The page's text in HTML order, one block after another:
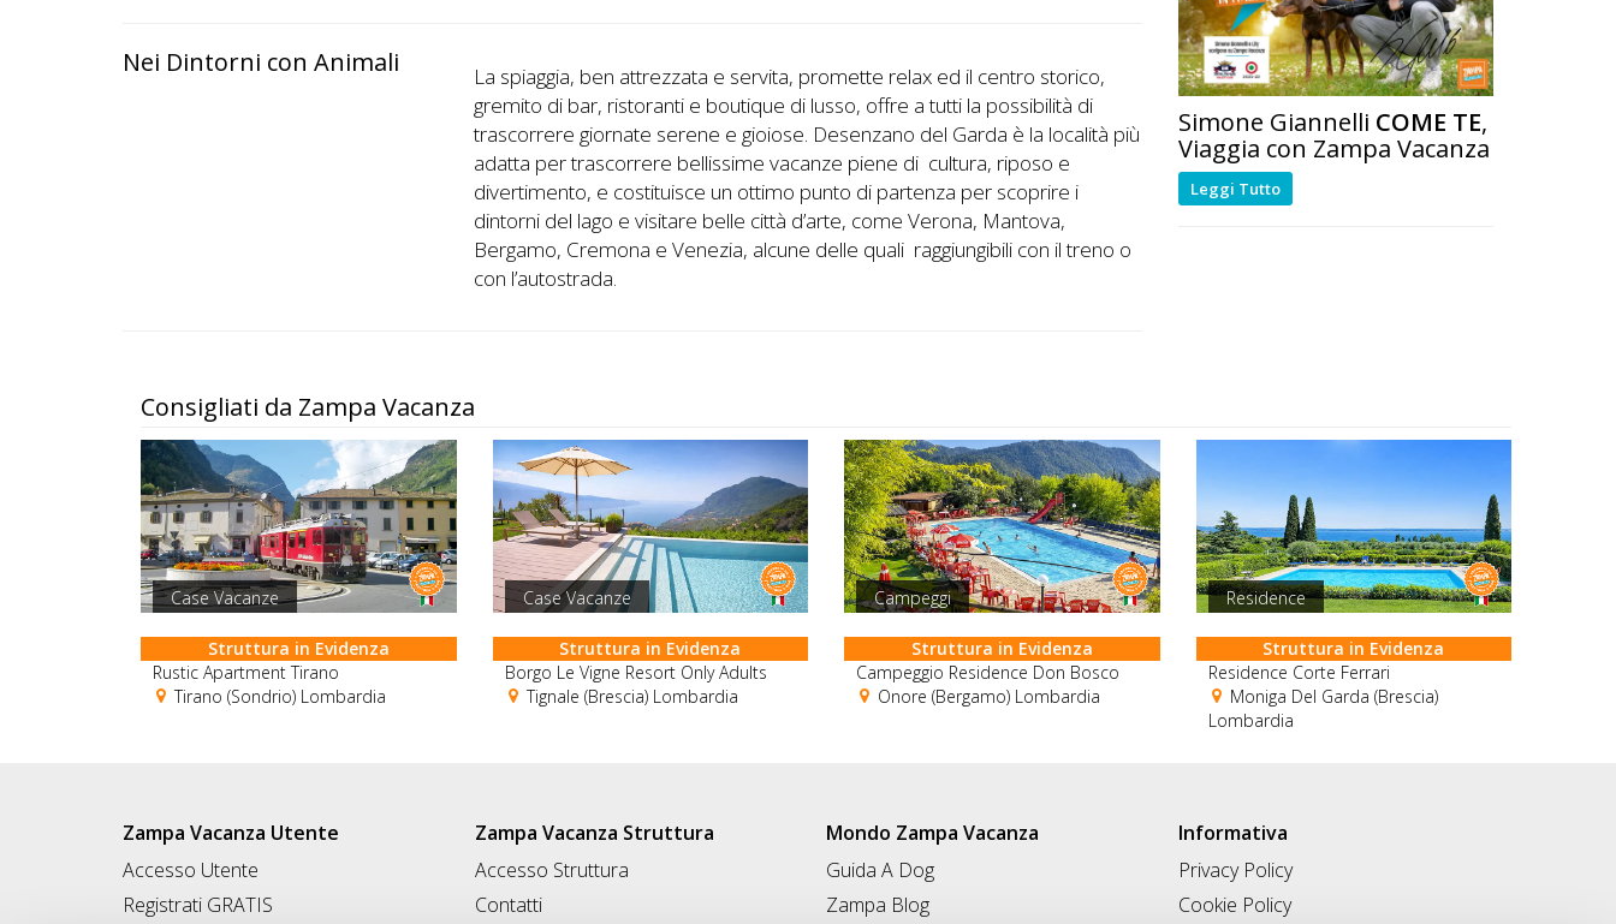
Nei Dintorni con Animali
La spiaggia, ben attrezzata e servita, promette relax ed il centro storico,
gremito di bar, ristoranti e boutique di lusso, offre a tutti la possibilità di
trascorrere giornate serene e gioiose. Desenzano del Garda è la località più
adatta per trascorrere bellissime vacanze piene di cultura, riposo e
divertimento, e costituisce un ottimo punto di partenza per scoprire i
dintorni del lago e visitare belle città d’arte, come Verona, Mantova,
Bergamo, Cremona e Venezia, alcune delle quali raggiungibili con il treno o
con l’autostrada.
Simone Giannelli COME TE,
Viaggia con Zampa Vacanza
Leggi Tutto
Consigliati da Zampa Vacanza
Case Vacanze
Struttura in Evidenza
Rustic Apartment Tirano
Tirano (Sondrio) Lombardia
Case Vacanze
Struttura in Evidenza
Borgo Le Vigne Resort Only Adults
Tignale (Brescia) Lombardia
Campeggi
Struttura in Evidenza
Campeggio Residence Don Bosco
Onore (Bergamo) Lombardia
Residence
Struttura in Evidenza
Residence Corte Ferrari
Moniga Del Garda (Brescia)
Lombardia
Zampa Vacanza Utente
Accesso Utente
Registrati GRATIS
Zampa Vacanza Struttura
Accesso Struttura
Contatti
Mondo Zampa Vacanza
Guida A Dog
Zampa Blog
Informativa
Privacy Policy
Cookie Policy